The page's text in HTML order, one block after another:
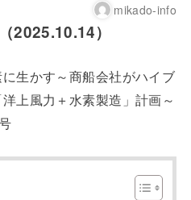
mikado-info
2025.10.14）
生かす～商船会社がハイブ
上風力＋水素製造」計画～